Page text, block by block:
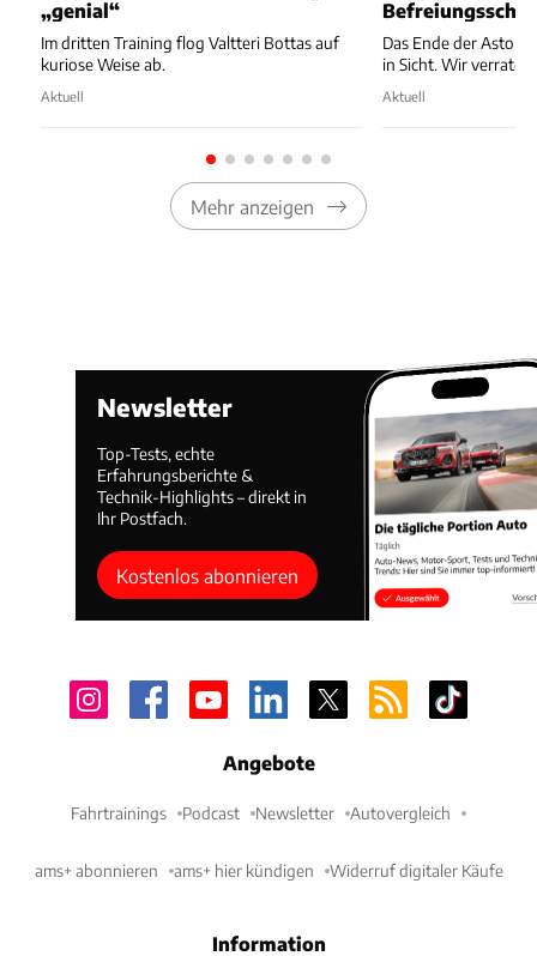
„genial“
Im dritten Training flog Valtteri Bottas auf
kuriose Weise ab.
Aktuell
Das Ende der
in Sicht. Wir verraten
Aktuell
Mehr anzeigen
Newsletter
Top-Tests, echte
Erfahrungsberichte &
Technik-Highlights – direkt in
Ihr Postfach.
Kostenlos abonnieren
Angebote
Fahrtrainings Podcast Newsletter Autovergleich
ams+ abonnieren ams+ hier kündigen Widerruf digitaler Käufe
Information